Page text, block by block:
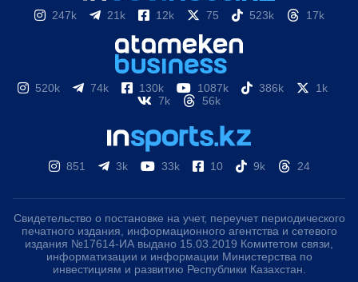
247k 21k 12k 75 523k 17k
520k 74k 130k 1087k 386k
1k
7k
56k
851 3k 33k 10 9k 24
Свидетельство о постановке на учет, переучет периодического
печатного издания, информационного агентства и сетевого
издания №17614-ИА выдано 15.03.2019 Комитетом связи,
информатизации и информации Министерства по
инвестициям и развитию Республики Казахстан.